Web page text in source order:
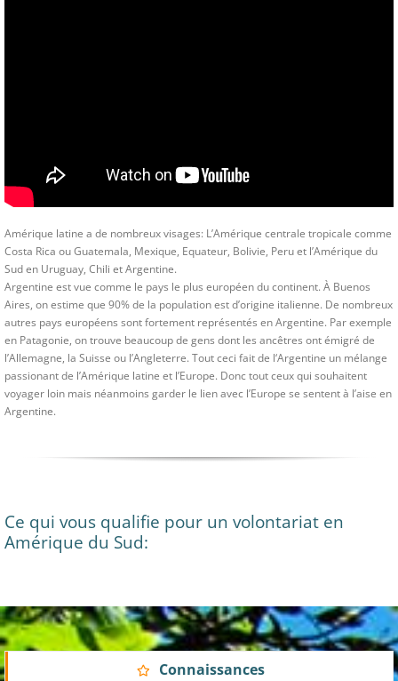
Amérique latine a de nombreux visages: L’Amérique centrale tropicale comme
Costa Rica ou Guatemala, Mexique, Equateur, Bolivie, Peru et l’Amérique du
Sud en Uruguay, Chili et Argentine.
Argentine est vue comme le pays le plus européen du continent. À Buenos
Aires, on estime que 90% de la population est d’origine italienne. De nombreux
autres pays européens sont fortement représentés en Argentine. Par exemple
en Patagonie, on trouve beaucoup de gens dont les ancêtres ont émigré de
l’Allemagne, la Suisse ou l’Angleterre. Tout ceci fait de l‘Argentine un mélange
passionant de l’Amérique latine et l’Europe. Donc tout ceux qui souhaitent
voyager loin mais néanmoins garder le lien avec l’Europe se sentent à l’aise en
Argentine.
Ce qui vous qualifie pour un volontariat en
Amérique du Sud:
Connaissances